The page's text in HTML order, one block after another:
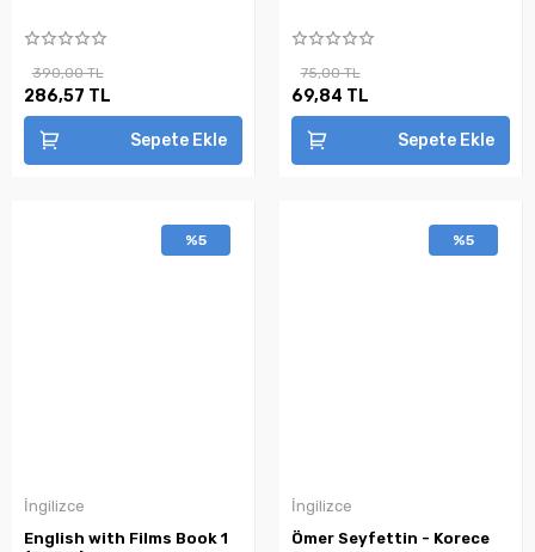
390,00 TL
286,57 TL
Sepete Ekle
75,00 TL
69,84 TL
Sepete Ekle
%5
İngilizce
English with Films Book 1
%5
İngilizce
Ömer Seyfettin - Korece